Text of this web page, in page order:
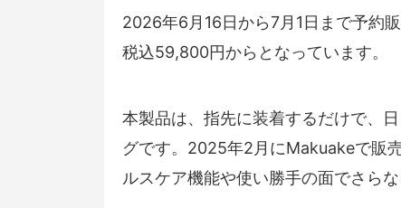
2026年6月16日から7月1日まで予約
税込59,800円からとなっています。
本製品は、指先に装着するだけで、
グです。2025年2月にMakuakeで販
ルスケア機能や使い勝手の面でさら